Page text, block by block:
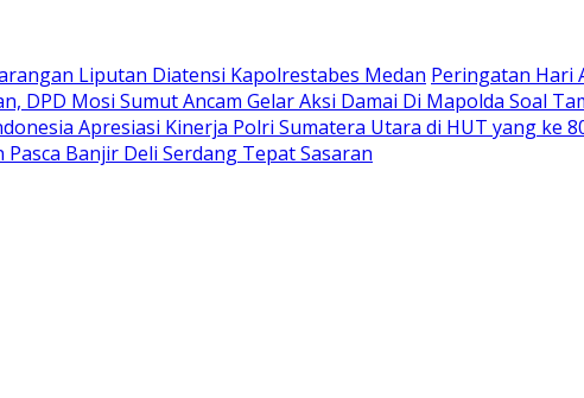
Liputan Diatensi Kapolrestabes Medan Peringatan Hari
DPD Mosi Sumut Ancam Gelar Aksi Damai Di Mapolda Soal
Apresiasi Kinerja Polri Sumatera Utara di HUT yang ke
Banjir Deli Serdang Tepat Sasaran